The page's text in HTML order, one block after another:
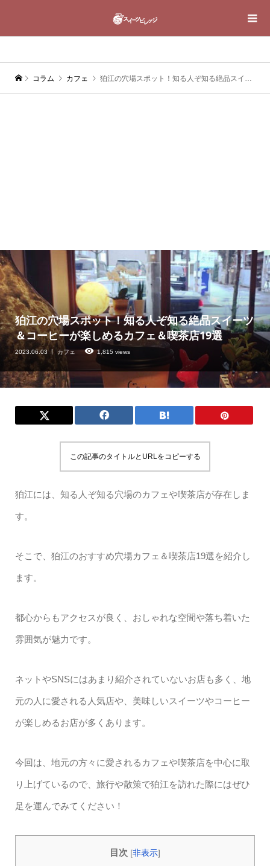
コラム カフェ 狛江の穴場スポット！知る人ぞ知る絶品スイーツ＆コーヒーが楽しめるカフェ＆喫茶店19選
狛江の穴場スポット！知る人ぞ知る絶品スイーツ
＆コーヒーが楽しめるカフェ＆喫茶店19選
2023.06.03 カフェ 1,815 views
この記事のタイトルとURLをコピーする
狛江には、知る人ぞ知る穴場のカフェや喫茶店が存在しま
す。
そこで、狛江のおすすめ穴場カフェ＆喫茶店19選を紹介し
ます。
都心からもアクセスが良く、おしゃれな空間や落ち着いた
雰囲気が魅力です。
ネットやSNSにはあまり紹介されていないお店も多く、地
元の人に愛される人気店や、美味しいスイーツやコーヒー
が楽しめるお店が多くあります。
今回は、地元の方々に愛されるカフェや喫茶店を中心に取
り上げているので、旅行や散策で狛江を訪れた際にはぜひ
足を運んでみてください！
目次 [非表示]